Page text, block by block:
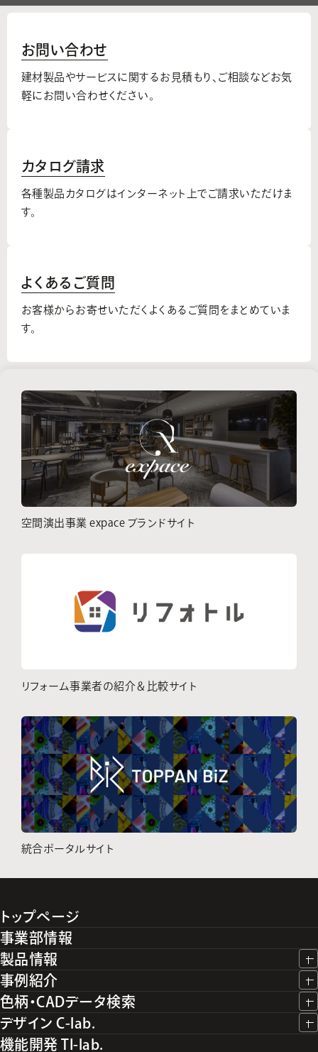
お問い合わせ
建材製品やサービスに関するお見積もり、 ご相談などお気
軽にお問い合わせください。
カタログ請求
各種製品カタログはインターネット上でご請求いただけま
す。
よくあるご質問
お客様からお寄せいただくよくあるご質問をまとめていま
す。
空間演出事業 expace ブランドサイト
リフォーム事業者の紹介＆比較サイト
統合ポータルサイト
トップページ
事業部情報
製品情報
事例紹介
色柄・CADデータ検索
デザイン C-lab.
機能開発 TI-lab.